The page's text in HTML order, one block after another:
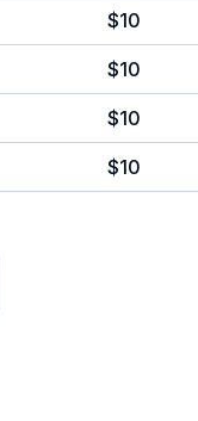
$10
$10
$10
$10